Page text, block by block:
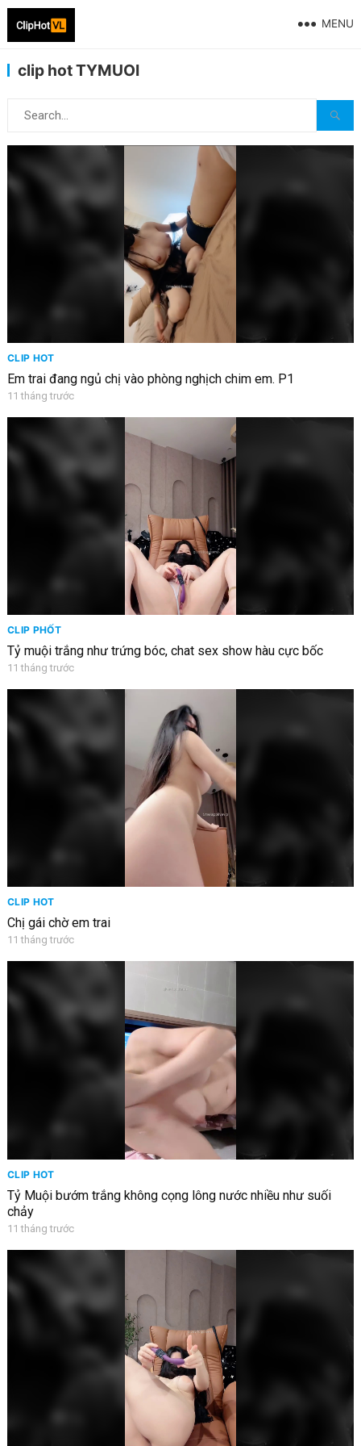
MENU
clip hot TYMUOI
CLIP HOT
Em trai đang ngủ chị vào phòng nghịch chim em. P1
11 tháng trước
CLIP PHỐT
Tỷ muội trắng như trứng bóc, chat sex show hàu cực bốc
11 tháng trước
CLIP HOT
Chị gái chờ em trai
11 tháng trước
CLIP HOT
Tỷ Muội bướm trắng không cọng lông nước nhiều như suối
chảy
11 tháng trước